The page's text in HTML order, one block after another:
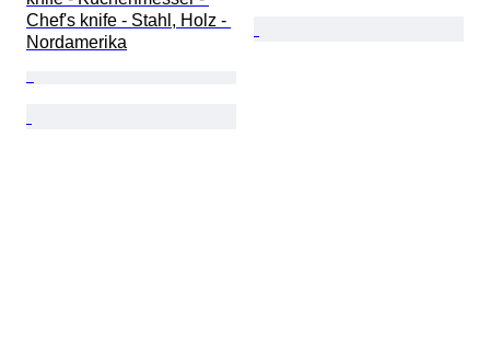
Chef's knife - Stahl, Holz -
Nordamerika